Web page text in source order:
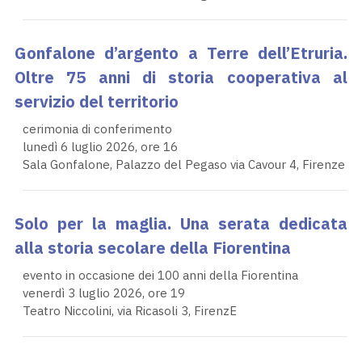
Gonfalone d’argento a Terre dell’Etruria.
Oltre 75 anni di storia cooperativa al
servizio del territorio
cerimonia di conferimento
lunedì 6 luglio 2026, ore 16
Sala Gonfalone, Palazzo del Pegaso via Cavour 4, Firenze
Solo per la maglia. Una serata dedicata
alla storia secolare della Fiorentina
evento in occasione dei 100 anni della Fiorentina
venerdì 3 luglio 2026, ore 19
Teatro Niccolini, via Ricasoli 3, FirenzE